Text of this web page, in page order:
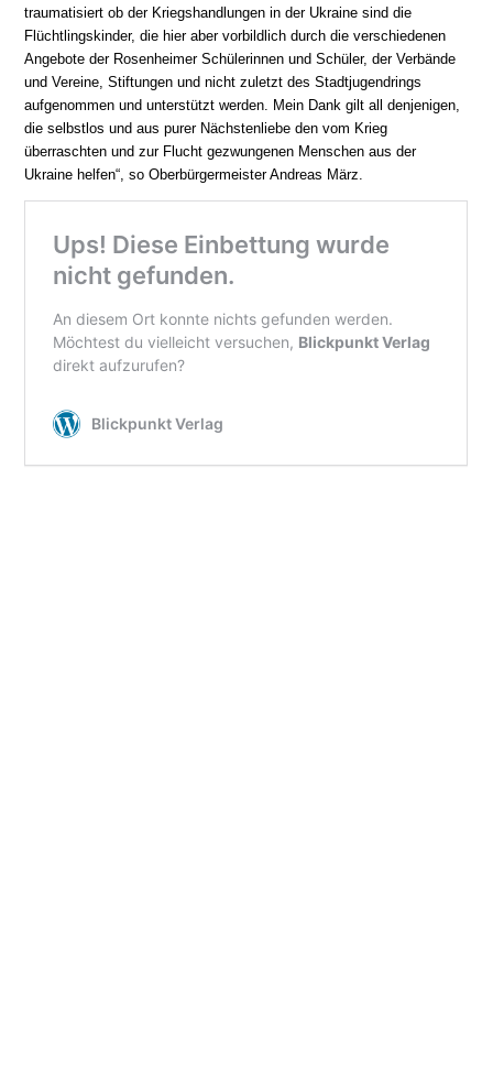
traumatisiert ob der Kriegshandlungen in der Ukraine sind die
Flüchtlingskinder, die hier aber vorbildlich durch die verschiedenen
Angebote der Rosenheimer Schülerinnen und Schüler, der Verbände
und Vereine, Stiftungen und nicht zuletzt des Stadtjugendrings
aufgenommen und unterstützt werden. Mein Dank gilt all denjenigen,
die selbstlos und aus purer Nächstenliebe den vom Krieg
überraschten und zur Flucht gezwungenen Menschen aus der
Ukraine helfen“, so Oberbürgermeister Andreas März.